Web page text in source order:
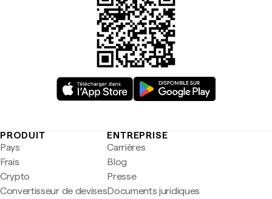
PRODUIT
Pays
Frais
Crypto
Convertisseur de devises
ENTREPRISE
Carrières
Blog
Presse
Documents juridiques